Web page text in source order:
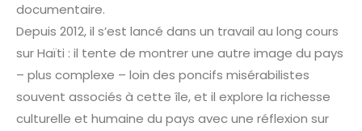
documentaire.
Depuis 2012, il s’est lancé dans un travail au long cours
sur Haïti : il tente de montrer une autre image du pays
– plus complexe – loin des poncifs misérabilistes
souvent associés à cette île, et il explore la richesse
culturelle et humaine du pays avec une réflexion sur